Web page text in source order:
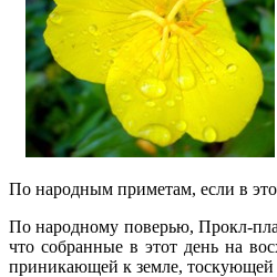
По народным приметам, если в
По народному поверью, Прокл-
что собранные в этот день на
приникающей к земле,